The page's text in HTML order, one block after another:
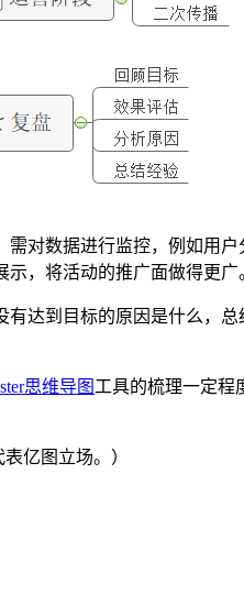
对数据进行监控，例如用
，将活动的推广面做得更广
达到目标的原因是什么，
思维导图 工具的梳理一定程
亿图立场。）